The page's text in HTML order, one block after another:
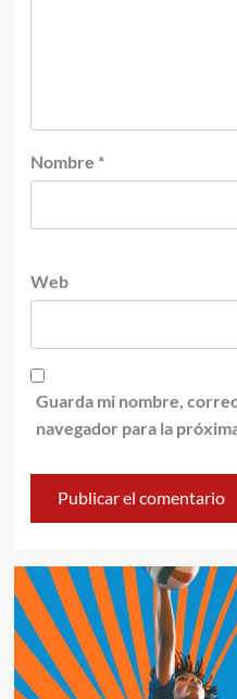
Nombre *
Web
Guarda mi nombre,
navegador para la